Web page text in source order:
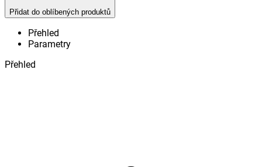
Přidat do oblíbených produktů
Přehled
Parametry
Přehled